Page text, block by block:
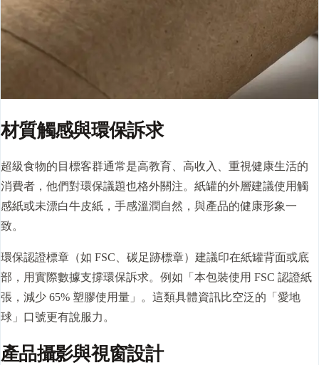
材質觸感與環保訴求
超級食物的目標客群通常是高教育、高收入、重視健康生活的
消費者，他們對環保議題也格外關注。紙罐的外層建議使用觸
感紙或未漂白牛皮紙，手感溫潤自然，與產品的健康形象一
致。
環保認證標章（如 FSC、碳足跡標章）建議印在紙罐背面或底
部，用實際數據支撐環保訴求。例如「本包裝使用 FSC 認證紙
張，減少 65% 塑膠使用量」。這類具體資訊比空泛的「愛地
球」口號更有說服力。
產品攝影與視窗設計